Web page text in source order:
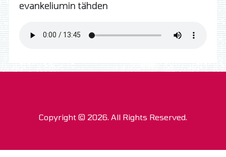
evankeliumin tähden
Copyright © 2026. All Rights Reserved.